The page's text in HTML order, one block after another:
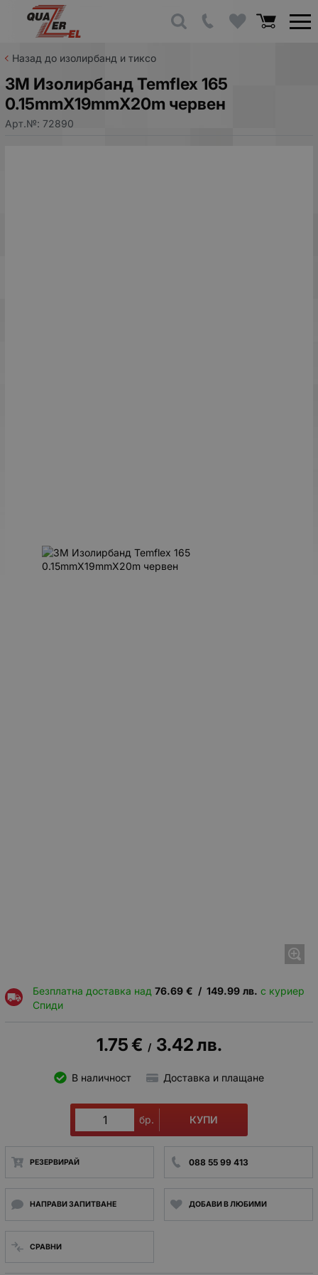
Назад до изолирбанд и тиксо
3M Изолирбанд Temflex 165
0.15mmX19mmX20m червен
Арт.№: 72890
Безплатна доставка над 76.69 € / 149.99 лв. с куриер
Спиди
1.75€ / 3.42лв.
В наличност Доставка и плащане
бр. КУПИ
РЕЗЕРВИРАЙ 088 55 99 413
НАПРАВИ ЗАПИТВАНЕ ДОБАВИ В ЛЮБИМИ
СРАВНИ